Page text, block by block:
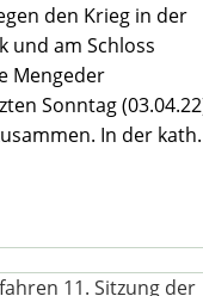
den Krieg in der
und am Schloss
Mengeder
Sonntag
In der kath.